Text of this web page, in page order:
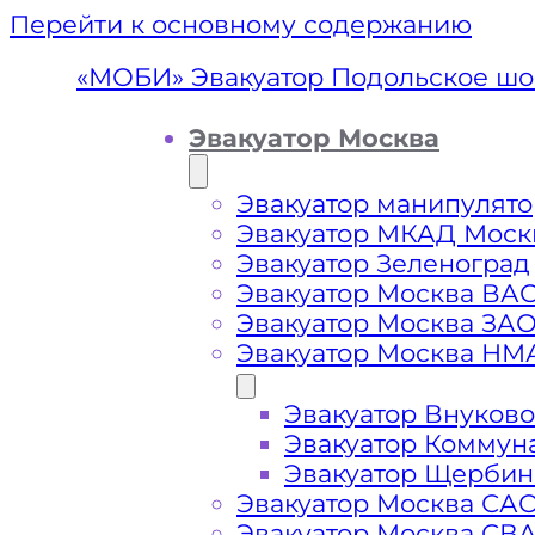
Перейти к основному содержанию
Эвакуатор
«МОБИ» Эвакуатор Подольское
Эвакуатор Москва
Эвакуатор
Эвакуатор МКАД
Эвакуатор Зеленоград
Эвакуатор Москва
Эвакуатор Москва
Эвакуатор Москва
Эвакуатор Внуково
Эвакуатор
Эвакуатор
Эвакуатор Москва